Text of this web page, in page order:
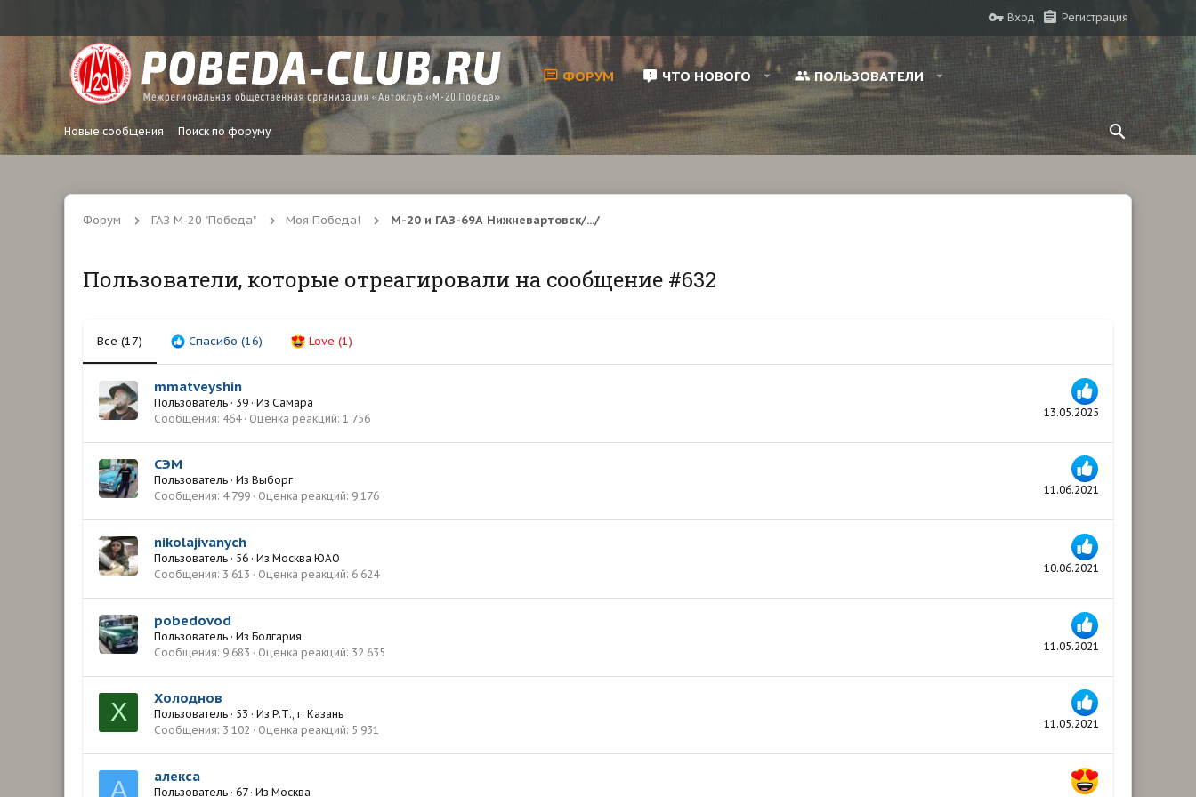
Вход Регистрация
ФОРУМ ЧТО НОВОГО ПОЛЬЗОВАТЕЛИ
Новые сообщения Поиск по форуму
Форум ГАЗ М-20 "Победа" Моя Победа! М-20 и ГАЗ-69А Нижневартовск/.../
Пользователи, которые отреагировали на сообщение #632
Все (17) Спасибо (16) Love (1)
13.05.2025
mmatveyshin
Пользователь · 39 · Из Самара
Сообщения 464 Оценка реакций 1 756
11.06.2021
СЭМ
Пользователь · Из Выборг
Сообщения 4 799 Оценка реакций 9 176
10.06.2021
nikolajivanych
Пользователь · 56 · Из Москва ЮАО
Сообщения 3 613 Оценка реакций 6 624
11.05.2021
pobedovod
Пользователь · Из Болгария
Сообщения 9 683 Оценка реакций 32 635
Х 11.05.2021
Холоднов
Пользователь · 53 · Из Р.Т., г. Казань
Сообщения 3 102 Оценка реакций 5 931
А алекса
Пользователь · 67 · Из Москва